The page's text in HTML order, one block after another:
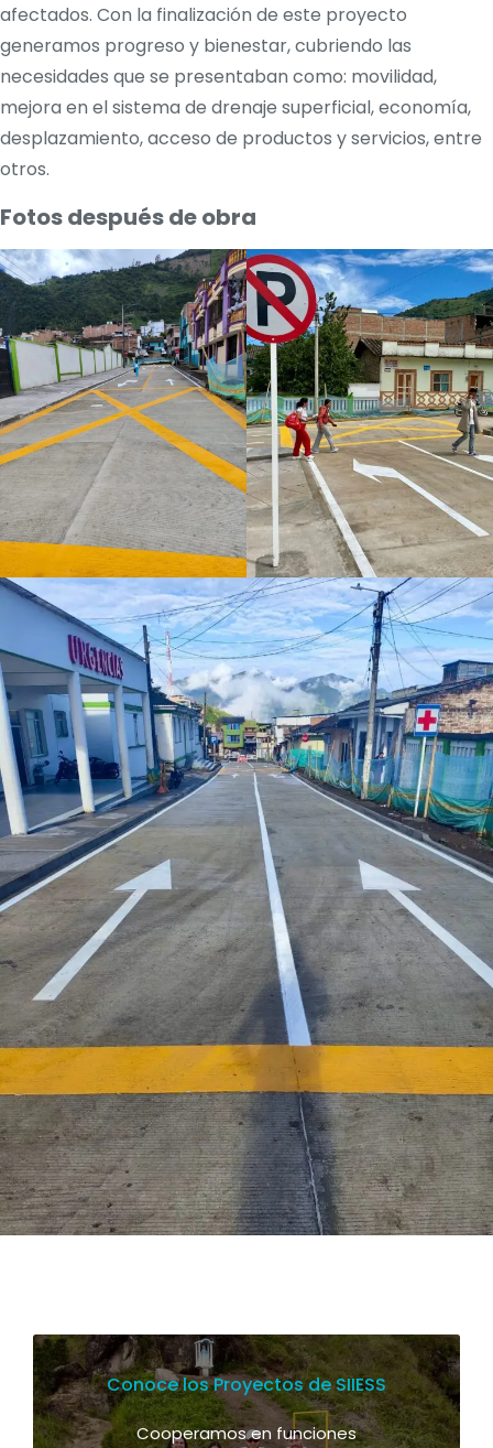
afectados. Con la finalización de este proyecto
generamos progreso y bienestar, cubriendo las
necesidades que se presentaban como: movilidad,
mejora en el sistema de drenaje superficial, economía,
desplazamiento, acceso de productos y servicios, entre
otros.
Fotos después de obra
Conoce los Proyectos de SIIESS
Cooperamos en funciones